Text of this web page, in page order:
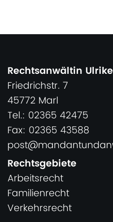
Rechtsanwältin
Friedrichstr. 7
45772 Marl
Tel.: 02365 42475
Fax: 02365 43588
Rechtsgebiete
Arbeitsrecht
Familienrecht
Verkehrsrecht